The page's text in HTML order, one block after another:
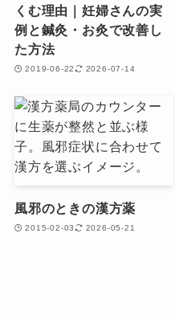
くむ理由｜妊婦さんの実
例と鍼灸・お灸で改善し
た方法
2019-06-22 2026-07-14
風邪のときの漢方薬
2015-02-03 2026-05-21